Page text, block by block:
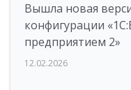
Вышла новая
конфигурации
предприятием 2»
12.02.2026